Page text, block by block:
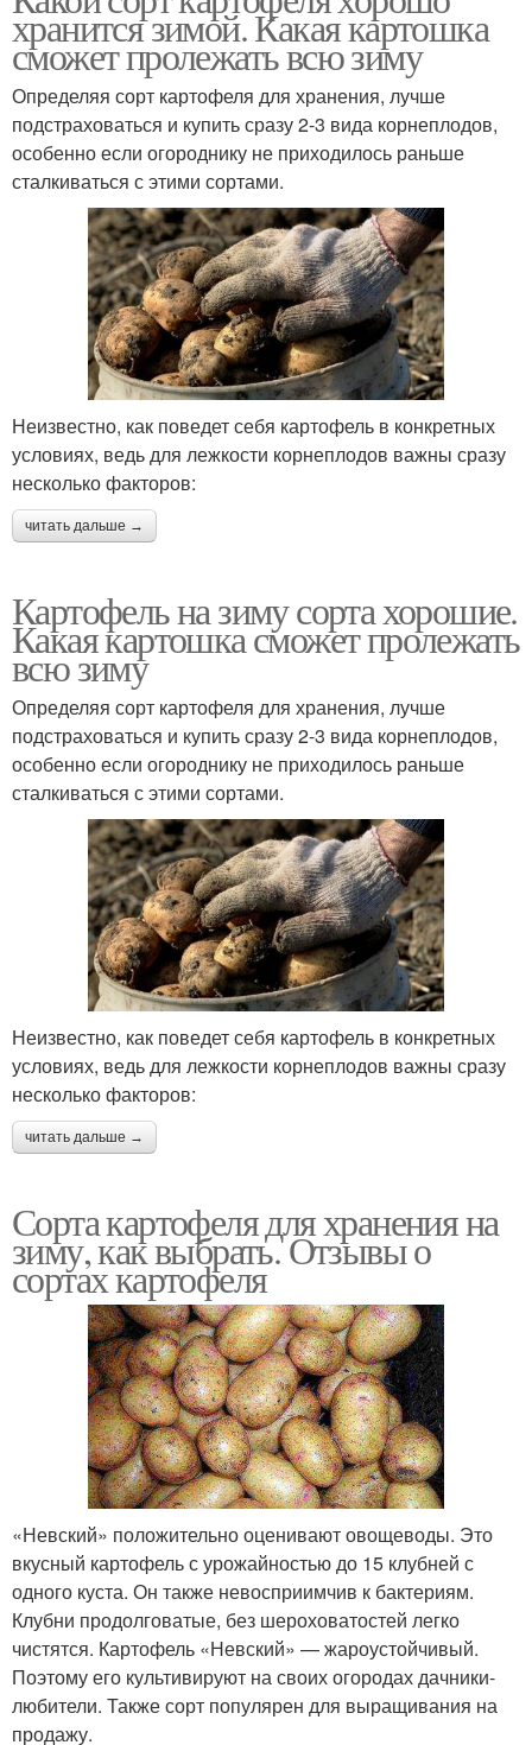
хранится зимой. Какая картошка
сможет пролежать всю зиму
Определяя сорт картофеля для хранения, лучше
подстраховаться и купить сразу 2-3 вида корнеплодов,
особенно если огороднику не приходилось раньше
сталкиваться с этими сортами.
Неизвестно, как поведет себя картофель в конкретных
условиях, ведь для лежкости корнеплодов важны сразу
несколько факторов:
читать дальше →
Картофель на зиму сорта хорошие.
Какая картошка сможет пролежать
всю зиму
Определяя сорт картофеля для хранения, лучше
подстраховаться и купить сразу 2-3 вида корнеплодов,
особенно если огороднику не приходилось раньше
сталкиваться с этими сортами.
Неизвестно, как поведет себя картофель в конкретных
условиях, ведь для лежкости корнеплодов важны сразу
несколько факторов:
читать дальше →
Сорта картофеля для хранения на
зиму, как выбрать. Отзывы о
сортах картофеля
«Невский» положительно оценивают овощеводы. Это
вкусный картофель с урожайностью до 15 клубней с
одного куста. Он также невосприимчив к бактериям.
Клубни продолговатые, без шероховатостей легко
чистятся. Картофель «Невский» — жароустойчивый.
Поэтому его культивируют на своих огородах дачники-
любители. Также сорт популярен для выращивания на
продажу.